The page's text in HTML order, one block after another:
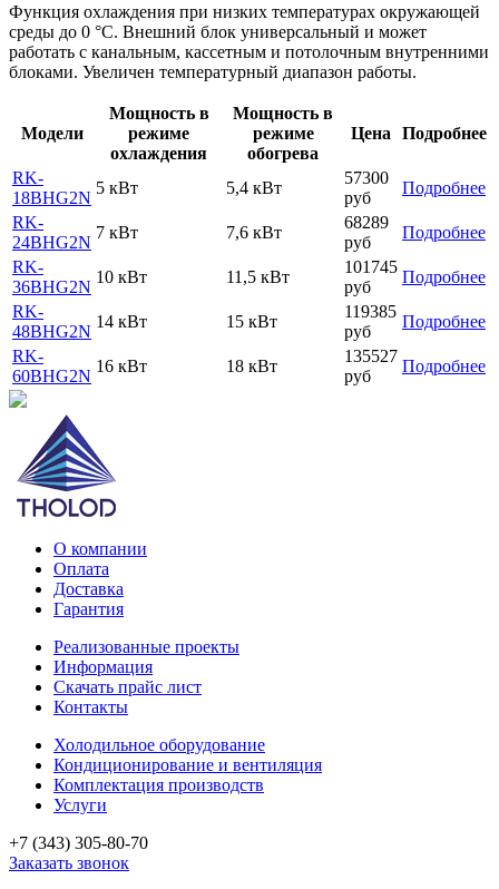
Функция охлаждения при низких температурах окружающей
среды до 0 °С. Внешний блок универсальный и может
работать с канальным, кассетным и потолочным внутренними
блоками. Увеличен температурный диапазон работы.
Модели
Мощность в
режиме
охлаждения
Мощность в
режиме
обогрева
Цена Подробнее
RK-
18BHG2N
5 кВт 5,4 кВт
57300
руб
Подробнее
RK-
24BHG2N
7 кВт 7,6 кВт
68289
руб
Подробнее
RK-
36BHG2N
10 кВт 11,5 кВт
101745
руб
Подробнее
RK-
48BHG2N
14 кВт 15 кВт
119385
руб
Подробнее
RK-
60BHG2N
16 кВт 18 кВт
135527
руб
Подробнее
О компании
Оплата
Доставка
Гарантия
Реализованные проекты
Информация
Скачать прайс лист
Контакты
Холодильное оборудование
Кондиционирование и вентиляция
Комплектация производств
Услуги
+7 (343) 305-80-70
Заказать звонок